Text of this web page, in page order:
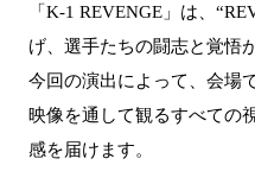
「K-1 REVENGE」は、
げ、選手たちの闘志と覚悟
今回の演出によって、会場
映像を通して観るすべての
感を届けます。